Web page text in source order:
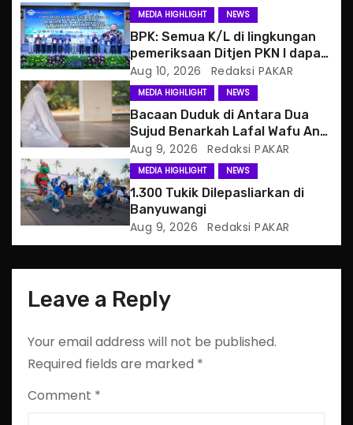
g
a
t
i
o
n
MEDIA HIGHLIGHT NEWS
BPK: Semua K/L di lingkungan
pemeriksaan Ditjen PKN I dapat
opini WTP
Aug 10, 2026 Redaksi PAKAR
MEDIA HIGHLIGHT NEWS
Bacaan Duduk di Antara Dua
Sujud Benarkah Lafal Wafu Anni
tidak Ada Hadisnya
Aug 9, 2026 Redaksi PAKAR
MEDIA HIGHLIGHT NEWS
1.300 Tukik Dilepasliarkan di
Banyuwangi
Aug 9, 2026 Redaksi PAKAR
Leave a Reply
Your email address will not be published.
Required fields are marked *
Comment *